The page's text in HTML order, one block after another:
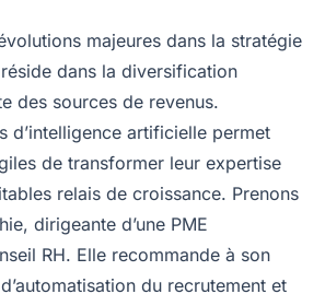
majeures dans la stratégie
dans la diversification
des sources de revenus.
d’intelligence artificielle permet
de transformer leur expertise
relais de croissance. Prenons
dirigeante d’une PME
RH. Elle recommande à son
du recrutement et